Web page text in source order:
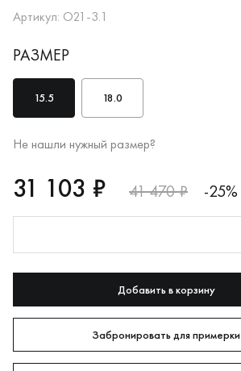
Артикул: О21-3.1
РАЗМЕР
15.5 18.0
Не нашли нужный размер?
RUB
31103
31 103 ₽ 41 470 ₽ -25%
Добавить в корзину
Забронировать для примерки